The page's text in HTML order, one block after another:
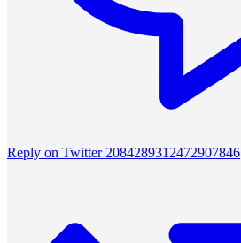
Reply on Twitter 2084289312472907846